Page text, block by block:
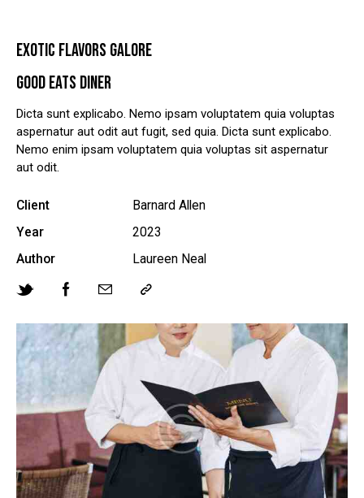
EXOTIC FLAVORS GALORE
GOOD EATS DINER
Dicta sunt explicabo. Nemo ipsam voluptatem quia voluptas
aspernatur aut odit aut fugit, sed quia. Dicta sunt explicabo.
Nemo enim ipsam voluptatem quia voluptas sit aspernatur
aut odit.
Client
Barnard Allen
Year
2023
Author
Laureen Neal
Twitter FacebookShare-
Copy
to
clipboard